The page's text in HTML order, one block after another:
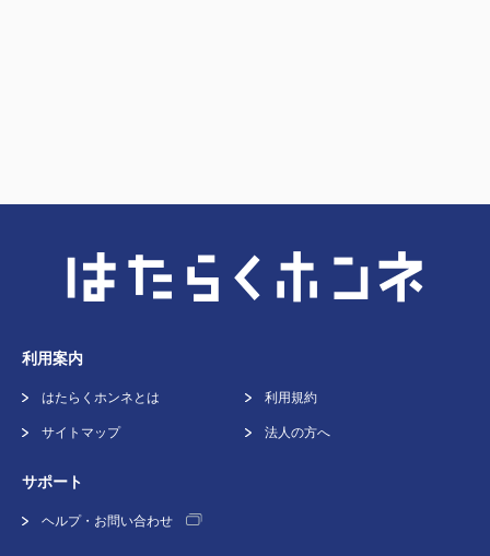
利用案内
はたらくホンネとは 利用規約
サイトマップ 法人の方へ
サポート
ヘルプ・お問い合わせ